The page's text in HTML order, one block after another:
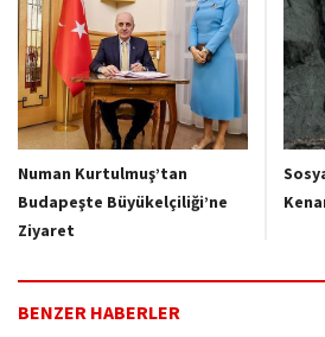
Numan Kurtulmuş’tan
Budapeşte Büyükelçiliği’ne
Ziyaret
BENZER HABERLER